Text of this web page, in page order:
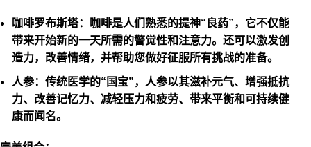
咖啡罗布斯塔：
咖啡是人们熟悉的提神“良药”，它不仅能
带来开始新的一天所需的警觉性和注意力。还可以激发创
造力，改善情绪，并帮助您做好征服所有挑战的准备。
人参：传统医学的“国宝”，人参以其滋补元气、增强抵抗
力、改善记忆力、减轻压力和疲劳、带来平衡和可持续健
康而闻名。